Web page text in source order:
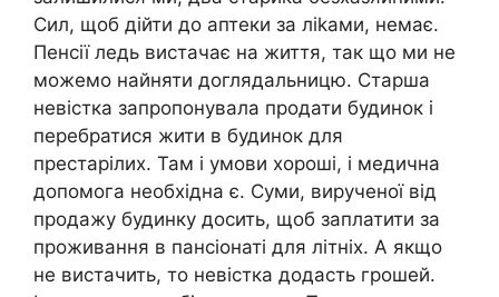
Сил, щоб дійти до аптеки за лikaми, немає.
Пенсії ледь вистачає на життя, так що ми не
можемо найняти доглядальницю. Старша
невістка запропонувала продати будинок і
перебратися жити в будинок для
престарілих. Там і умови хороші, і медична
допомога необхідна є. Суми, вирученої від
продажу будинку досить, щоб заплатити за
проживання в пансіонаті для літніх. А якщо
не вистачить, то невістка додасть грошей.